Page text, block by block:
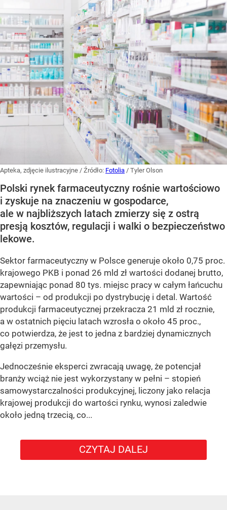
Apteka, zdjęcie ilustracyjne / Źródło: Fotolia / Tyler Olson
Polski rynek farmaceutyczny rośnie wartościowo
i zyskuje na znaczeniu w gospodarce,
ale w najbliższych latach zmierzy się z ostrą
presją kosztów, regulacji i walki o bezpieczeństwo
lekowe.
Sektor farmaceutyczny w Polsce generuje około 0,75 proc.
krajowego PKB i ponad 26 mld zł wartości dodanej brutto,
zapewniając ponad 80 tys. miejsc pracy w całym łańcuchu
wartości – od produkcji po dystrybucję i detal. Wartość
produkcji farmaceutycznej przekracza 21 mld zł rocznie,
a w ostatnich pięciu latach wzrosła o około 45 proc.,
co potwierdza, że jest to jedna z bardziej dynamicznych
gałęzi przemysłu.
Jednocześnie eksperci zwracają uwagę, że potencjał
branży wciąż nie jest wykorzystany w pełni – stopień
samowystarczalności produkcyjnej, liczony jako relacja
krajowej produkcji do wartości rynku, wynosi zaledwie
około jedną trzecią, co...
CZYTAJ DALEJ